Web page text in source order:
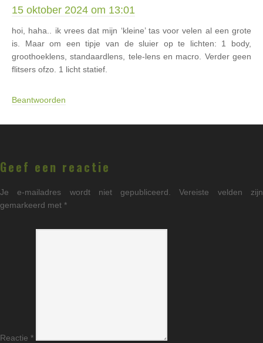
15 oktober 2024 om 13:01
hoi, haha.. ik vrees dat mijn ‘kleine’ tas voor velen al een grote
is. Maar om een tipje van de sluier op te lichten: 1 body,
groothoeklens, standaardlens, tele-lens en macro. Verder geen
flitsers ofzo. 1 licht statief.
Beantwoorden
Geef een reactie
Je e-mailadres wordt niet gepubliceerd.
Vereiste velden zijn
gemarkeerd met *
Reactie *